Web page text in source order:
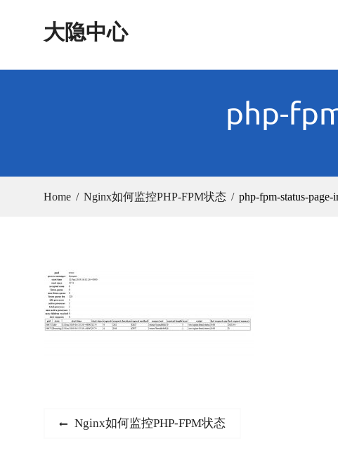
大隐中心
php-
Home Nginx如何监控PHP-FPM状态 php-fpm-status-page-
文
Previous
Nginx如何监控PHP-FPM状态